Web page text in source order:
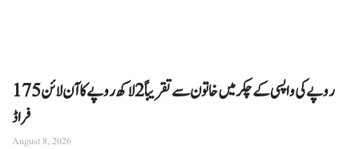
175 روپے کی واپسی کے چکر میں خاتون سے تقریباً 2 لاکھ روپے کا آن لائن
فراڈ
August 8, 2026